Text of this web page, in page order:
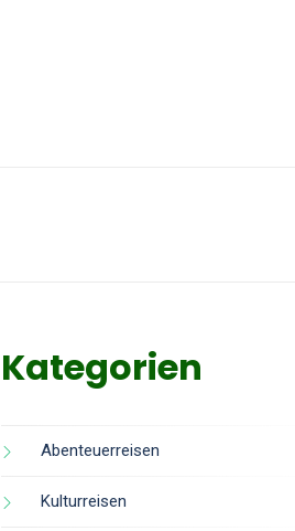
Kategorien
Abenteuerreisen
Kulturreisen